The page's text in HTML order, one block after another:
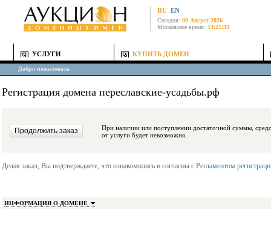
RU EN
Сегодня: 09 Август 2026
Московское время: 13:21:33
УСЛУГИ КУПИТЬ ДОМЕН
Добро пожаловать
Регистрация домена переславские-усадьбы.рф
При наличии или поступлении достаточной суммы, средства будут
от услуги будет невозможно.
Делая заказ, Вы подтверждаете, что ознакомились и согласны с Регламентом
ИНФОРМАЦИЯ О ДОМЕНЕ